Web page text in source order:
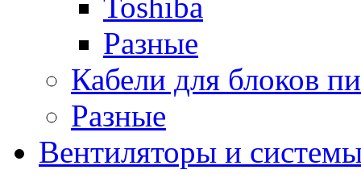
Разные
Кабели для блоков
Разные
Вентиляторы и